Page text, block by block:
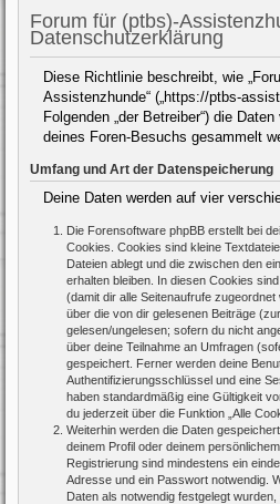
Forum für (ptbs)-
Datenschutzerklärung
Diese Richtlinie beschreibt, wie
Assistenzhunde“ („https://ptbs-
Folgenden „der Betreiber“) die
deines Foren-Besuchs gesammelt
Umfang und Art der Datenspeicherung
Deine Daten werden auf vier
Die Forensoftware phpBB erstellt bei
Cookies. Cookies sind kleine
Dateien ablegt und die zwischen den
erhalten bleiben. In diesen Cookies
(damit dir alle Seitenaufrufe
über die von dir gelesenen Beiträge
gelesen/ungelesen; sofern du nicht
über deine Teilnahme an Umfragen
gespeichert. Ferner werden deine
Authentifizierungsschlüssel und eine
haben standardmäßig eine Gültigkeit
du jederzeit über die Funktion „Alle
Weiterhin werden die Daten
deinem Profil oder deinem
Registrierung sind mindestens ein
Adresse und ein Passwort notwendig.
Daten als notwendig festgelegt